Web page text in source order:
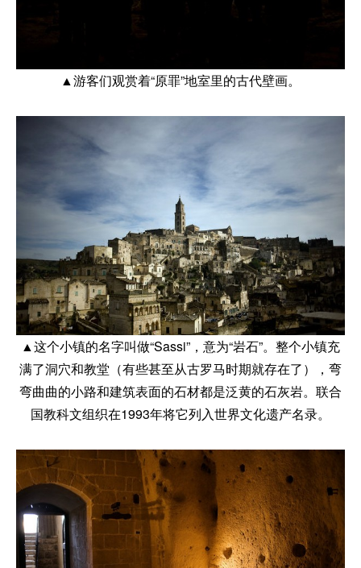
▲游客们观赏着“原罪”地室里的古代壁画。
▲这个小镇的名字叫做“Sassi”，意为“岩石”。整个小镇充
满了洞穴和教堂（有些甚至从古罗马时期就存在了），弯
弯曲曲的小路和建筑表面的石材都是泛黄的石灰岩。联合
国教科文组织在1993年将它列入世界文化遗产名录。